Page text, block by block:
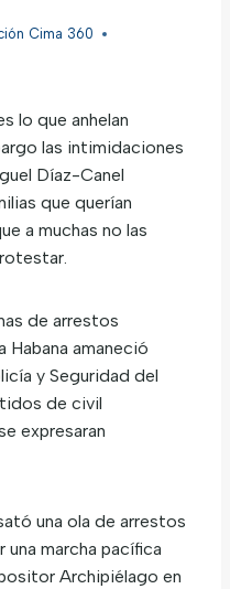
Cima 360
lo que anhelan
las intimidaciones
Díaz-Canel
que querían
a muchas no las
de arrestos
Habana amaneció
y Seguridad del
de civil
expresaran
una ola de arrestos
marcha pacífica
Archipiélago en